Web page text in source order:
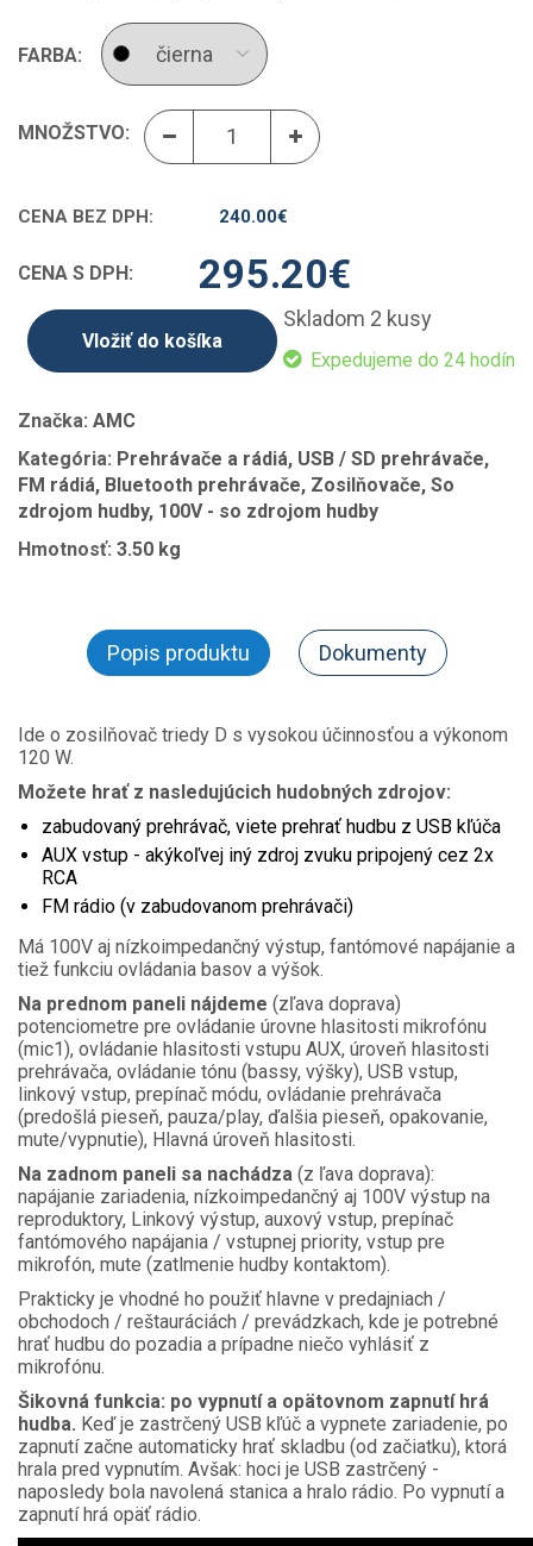
FARBA:
MNOŽSTVO:
CENA BEZ DPH: 240.00€
CENA S DPH: 295.20€
Skladom 2 kusy
Expedujeme do 24 hodín
Vložiť do košíka
Značka: AMC
Kategória: Prehrávače a rádiá, USB / SD prehrávače,
FM rádiá, Bluetooth prehrávače, Zosilňovače, So
zdrojom hudby, 100V - so zdrojom hudby
Hmotnosť: 3.50 kg
Popis produktu Dokumenty
Ide o zosilňovač triedy D s vysokou účinnosťou a výkonom
120 W.
Možete hrať z nasledujúcich hudobných zdrojov:
zabudovaný prehrávač, viete prehrať hudbu z USB kľúča
AUX vstup - akýkoľvej iný zdroj zvuku pripojený cez 2x
RCA
FM rádio (v zabudovanom prehrávači)
Má 100V aj nízkoimpedančný výstup, fantómové napájanie a
tiež funkciu ovládania basov a výšok.
Na prednom paneli nájdeme (zľava doprava)
potenciometre pre ovládanie úrovne hlasitosti mikrofónu
(mic1), ovládanie hlasitosti vstupu AUX, úroveň hlasitosti
prehrávača, ovládanie tónu (bassy, výšky), USB vstup,
linkový vstup, prepínač módu, ovládanie prehrávača
(predošlá pieseň, pauza/play, ďalšia pieseň, opakovanie,
mute/vypnutie), Hlavná úroveň hlasitosti.
Na zadnom paneli sa nachádza (z ľava doprava):
napájanie zariadenia, nízkoimpedančný aj 100V výstup na
reproduktory, Linkový výstup, auxový vstup, prepínač
fantómového napájania / vstupnej priority, vstup pre
mikrofón, mute (zatlmenie hudby kontaktom).
Prakticky je vhodné ho použiť hlavne v predajniach /
obchodoch / reštauráciách / prevádzkach, kde je potrebné
hrať hudbu do pozadia a prípadne niečo vyhlásiť z
mikrofónu.
Šikovná funkcia: po vypnutí a opätovnom zapnutí hrá
hudba. Keď je zastrčený USB kľúč a vypnete zariadenie, po
zapnutí začne automaticky hrať skladbu (od začiatku), ktorá
hrala pred vypnutím. Avšak: hoci je USB zastrčený -
naposledy bola navolená stanica a hralo rádio. Po vypnutí a
zapnutí hrá opäť rádio.